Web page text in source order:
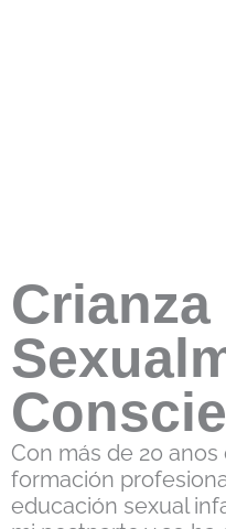
Crianza
Con más de 20
formación
educación sexual